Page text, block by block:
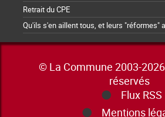
Retrait du CPE
Qu'ils s'en aillent tous, et leurs "réformes"
© La Commune 2003-
réservés
Flux RSS
Mentions